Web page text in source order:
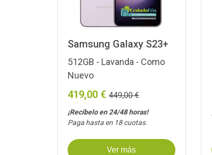
Samsung Galaxy S23+
512GB - Lavanda - Como
Nuevo
419,00 € 449,00 €
¡Recíbelo en 24/48 horas!
Paga hasta en 18 cuotas.
Ver más